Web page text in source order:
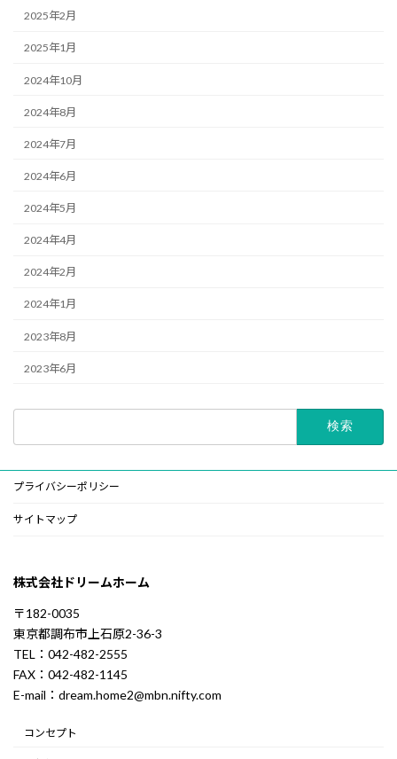
2025年2月
2025年1月
2024年10月
2024年8月
2024年7月
2024年6月
2024年5月
2024年4月
2024年2月
2024年1月
2023年8月
2023年6月
プライバシーポリシー
サイトマップ
株式会社ドリームホーム
〒182-0035
東京都調布市上石原2-36-3
TEL：042-482-2555
FAX：042-482-1145
E-mail：dream.home2@mbn.nifty.com
コンセプト